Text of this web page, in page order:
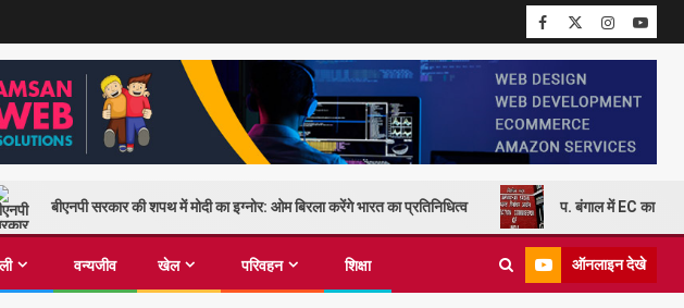
बीएनपी सरकार की शपथ में मोदी का इग्नोर: ओम बिरला करेंगे भारत का प्रतिनिधित्व प. बंगाल में EC का कड़ा
वन्यजीव खेल परिवहन शिक्षा ऑनलाइन देखे